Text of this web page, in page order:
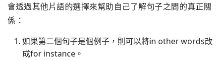
會透過其他片語的選擇來幫助自己了解句子之間的真正關
係：
如果第二個句子是個例子，則可以將in other words改
成for instance。